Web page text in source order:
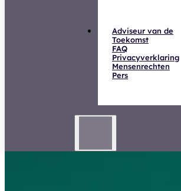
Adviseur van de
Toekomst
FAQ
Privacyverklaring
Mensenrechten
Pers